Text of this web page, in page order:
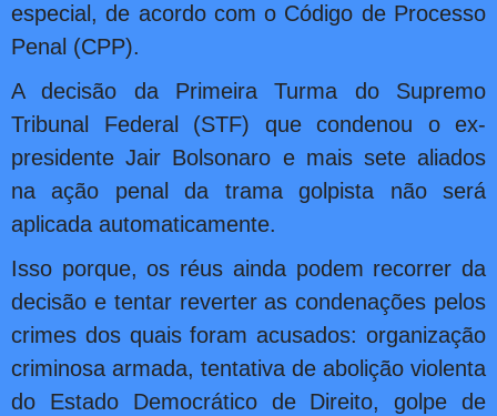
especial, de acordo com o Código de Processo
Penal (CPP).
A decisão da Primeira Turma do Supremo
Tribunal Federal (STF) que condenou o ex-
presidente Jair Bolsonaro e mais sete aliados
na ação penal da trama golpista não será
aplicada automaticamente.
Isso porque, os réus ainda podem recorrer da
decisão e tentar reverter as condenações pelos
crimes dos quais foram acusados: organização
criminosa armada, tentativa de abolição violenta
do Estado Democrático de Direito, golpe de